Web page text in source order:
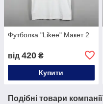
Футболка "Likee" Макет 2
від 420 ₴
Купити
Подібні товари компанії